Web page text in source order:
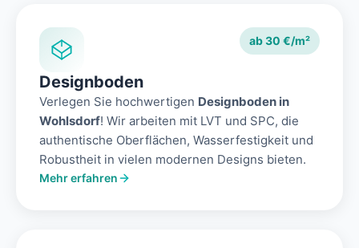
ab 30 €/m²
Designboden
Verlegen Sie hochwertigen Designboden in
Wohlsdorf! Wir arbeiten mit LVT und SPC, die
authentische Oberflächen, Wasserfestigkeit und
Robustheit in vielen modernen Designs bieten.
Mehr erfahren